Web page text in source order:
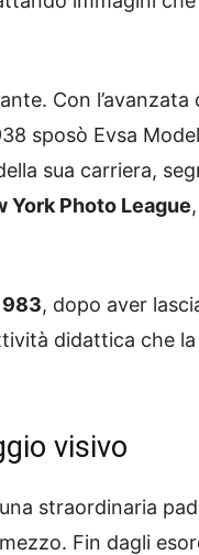
Con l’avanzata
sposò Evsa
sua carriera,
York Photo League
, dopo aver
didattica che
visivo
straordinaria
Fin dagli